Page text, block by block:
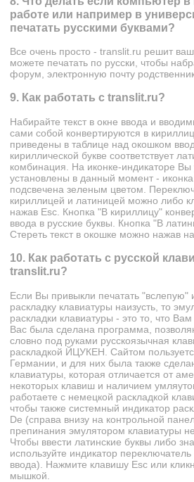
работе или например в
печатать русскими буквами?
Все очень просто - translit.ru решит
можете печатать по русски, чтобы
форум, электронную почту
9. Как работать с translit.ru?
Набирайте текст в окне ввода и
сами собой конвертируются в
приведены в таблице над окошком
кириллической букве соответствует
комбинация. На иконке-индикаторе Вы
установлены в данный момент -
подсвечена зеленым цветом.
кириллицей и латиницей можно либо
нажав Esc. Кнопка "В кириллицу"
ввода в русские буквы. Кнопка "В
Стереть текст в окошке можно нажав
10. Как работать с русской
translit.ru?
Если Вы привыкли печатать "вслепую"
раскладку клавиатуры наизусть, то
раскладки клавиатуры - это то, что
Вас была сделана программа,
словно под руками русскоязычная
раскладкой ЙЦУКЕН . Сайтом
Германии, и для них была также
клавиатуры, которая отличается от
некоторых клавиш и наличием
работаете с немецкой раскладкой
чтобы также системный индикатор
De (справа внизу на контрольной
препинания эмулятором клавиатуры
Чтобы ввести латинские буквы либо
используйте индикатор
ввода). Нажмите клавишy Esc или
мышкой.